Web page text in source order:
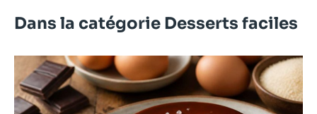
Dans la catégorie Desserts faciles